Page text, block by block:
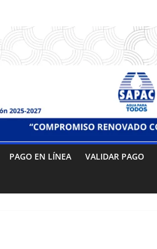
PAGO EN LÍNEA VALIDAR PAGO